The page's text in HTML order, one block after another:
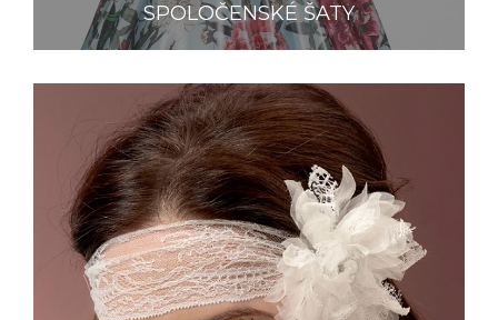
SPOLOČENSKÉ ŠATY
MORI LEE PROM
RONALD JOYCE
VENI INFANTINO
ALYCE PARIS